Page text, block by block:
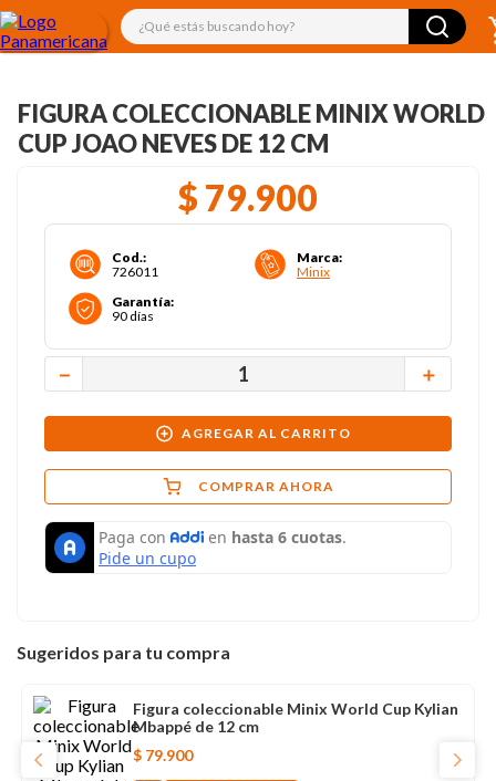
¿Qué estás buscando hoy?
FIGURA COLECCIONABLE MINIX WORLD
CUP JOAO NEVES DE 12 CM
$ 79.900
Cod.:
726011
Marca:
Minix
Garantía:
90 días
＋
－
AGREGAR AL CARRITO
COMPRAR AHORA
Sugeridos para tu compra
Figura coleccionable Minix World Cup Kylian
Mbappé de 12 cm
$ 79.900